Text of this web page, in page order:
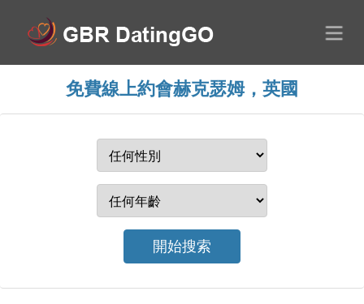
免費線上約會赫克瑟姆，英國